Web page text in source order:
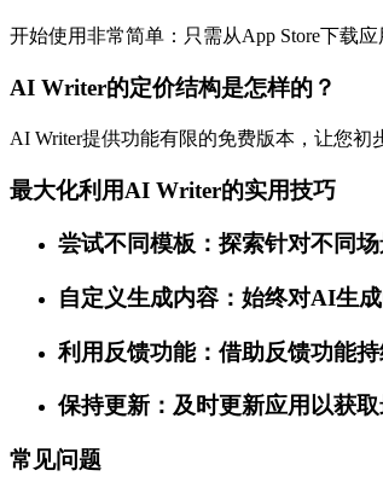
开始使用非常简单：只需从App Store下载
AI Writer的定价结构是怎样的？
AI Writer提供功能有限的免费版本，让您
最大化利用AI Writer的实用技巧
尝试不同模板：探索针对不同
自定义生成内容：始终对AI生
利用反馈功能：借助反馈功能
保持更新：及时更新应用以获取
常见问题